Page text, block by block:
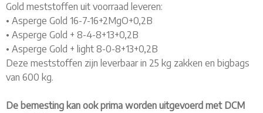
Gold meststoffen uit voorraad leveren:
• Asperge Gold 16-7-16+2MgO+0,2B
• Asperge Gold + 8-4-8+13+0,2B
• Asperge Gold + light 8-0-8+13+0,2B
Deze meststoffen zijn leverbaar in 25 kg zakken en bigbags
van 600 kg.
De bemesting kan ook prima worden uitgevoerd met DCM